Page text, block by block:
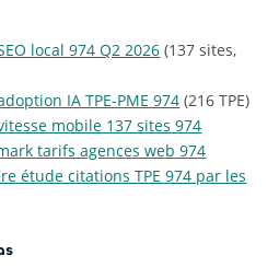
local 974 Q2 2026 (137 sites,
IA TPE-PME 974 (216 TPE)
mobile 137 sites 974
tarifs agences web 974
étude citations TPE 974 par les